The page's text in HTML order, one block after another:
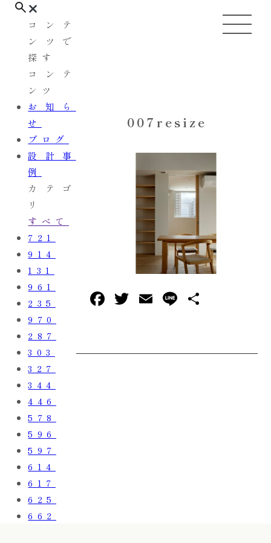
コンテ
ンツで
探す
コンテ
ンツ
お知ら
せ
ブログ
設計事
例
カテゴ
リ
すべて
721
914
131
961
235
970
287
303
327
344
446
578
596
597
614
617
625
662
007resize
F
e
T
te
E
l
L